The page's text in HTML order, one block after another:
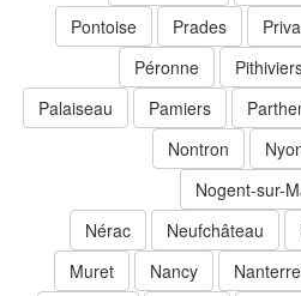
Prades
Pontoise
Péronne
Pamiers
Palaiseau
Nontron
Nogent-sur-
Neufchâteau
Nérac
Nanterre
Nancy
Muret